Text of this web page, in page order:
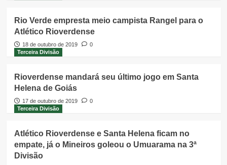
Rio Verde empresta meio campista Rangel para o
Atlético Rioverdense
18 de outubro de 2019
0
Terceira Divisão
Rioverdense mandará seu último jogo em Santa
Helena de Goiás
17 de outubro de 2019
0
Terceira Divisão
Atlético Rioverdense e Santa Helena ficam no
empate, já o Mineiros goleou o Umuarama na 3ª
Divisão